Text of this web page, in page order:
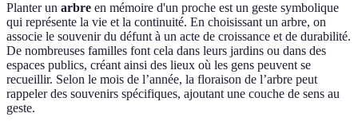
Planter un arbre en mémoire d'un proche est un geste symbolique
qui représente la vie et la continuité. En choisissant un arbre, on
associe le souvenir du défunt à un acte de croissance et de durabilité.
De nombreuses familles font cela dans leurs jardins ou dans des
espaces publics, créant ainsi des lieux où les gens peuvent se
recueillir. Selon le mois de l’année, la floraison de l’arbre peut
rappeler des souvenirs spécifiques, ajoutant une couche de sens au
geste.